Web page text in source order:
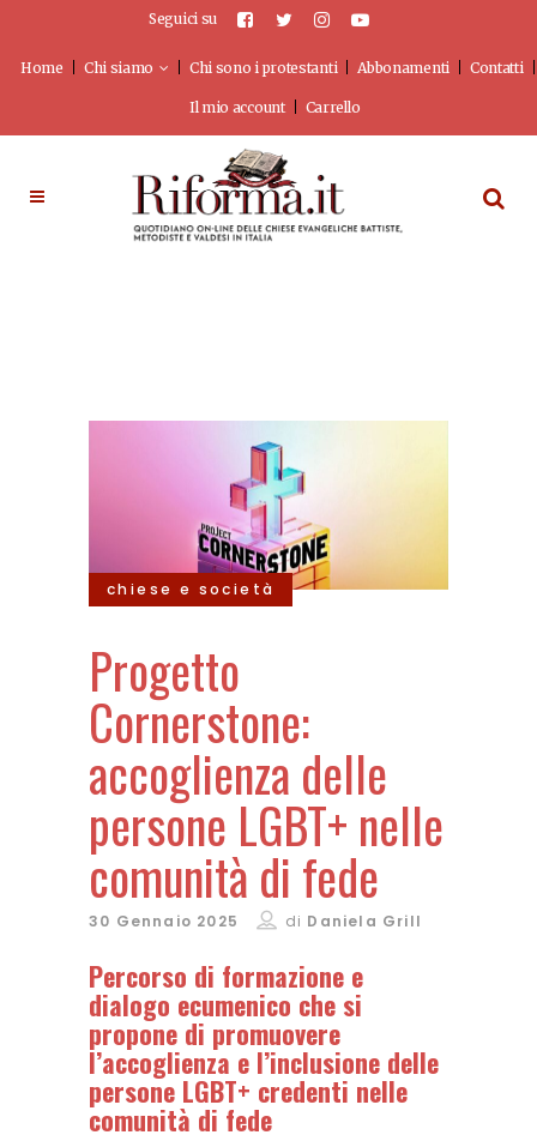
Seguici su
Home Chi siamo Chi sono i protestanti Abbonamenti Contatti
Il mio account Carrello
chiese e società
Progetto
Cornerstone:
accoglienza delle
persone LGBT+ nelle
comunità di fede
30 Gennaio 2025 di Daniela Grill
Percorso di formazione e
dialogo ecumenico che si
propone di promuovere
l’accoglienza e l’inclusione delle
persone LGBT+ credenti nelle
comunità di fede